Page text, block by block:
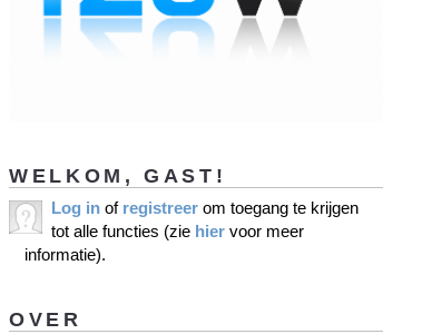
WELKOM, GAST!
Log in of registreer om toegang te krijgen
tot alle functies (zie hier voor meer
informatie).
OVER